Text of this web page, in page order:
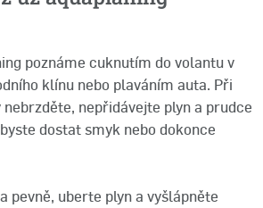
poznáme cuknutím do volantu v
klínu nebo plaváním auta. Při
nepřidávejte plyn a prudce
dostat smyk nebo dokonce
pevně, uberte plyn a vyšlápněte